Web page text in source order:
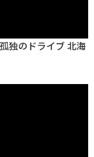
独のドライブ 北海